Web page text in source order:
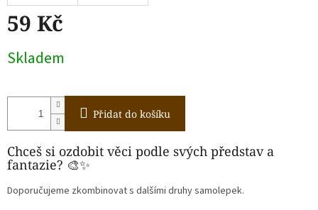
59 Kč
cena:
Skladem
Přidat do košíku
Chceš si ozdobit věci podle svých představ a
fantazie? 🎨✨
Doporučujeme zkombinovat s dalšími druhy samolepek.